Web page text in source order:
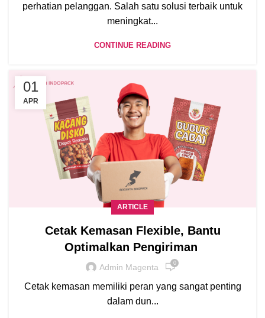
perhatian pelanggan. Salah satu solusi terbaik untuk
meningkat...
CONTINUE READING
01
APR
ARTICLE
Cetak Kemasan Flexible, Bantu
Optimalkan Pengiriman
Admin Magenta 0
Cetak kemasan memiliki peran yang sangat penting
dalam dun...